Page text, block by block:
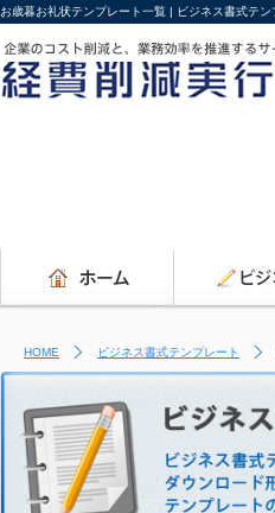
お歳暮お礼状テンプレート一覧 | ビジネス書式テン
HOME ビジネス書式テンプレート